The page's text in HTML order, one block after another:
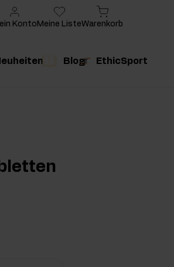
Blog EthicSport
Konto Meine ListeWarenkorb